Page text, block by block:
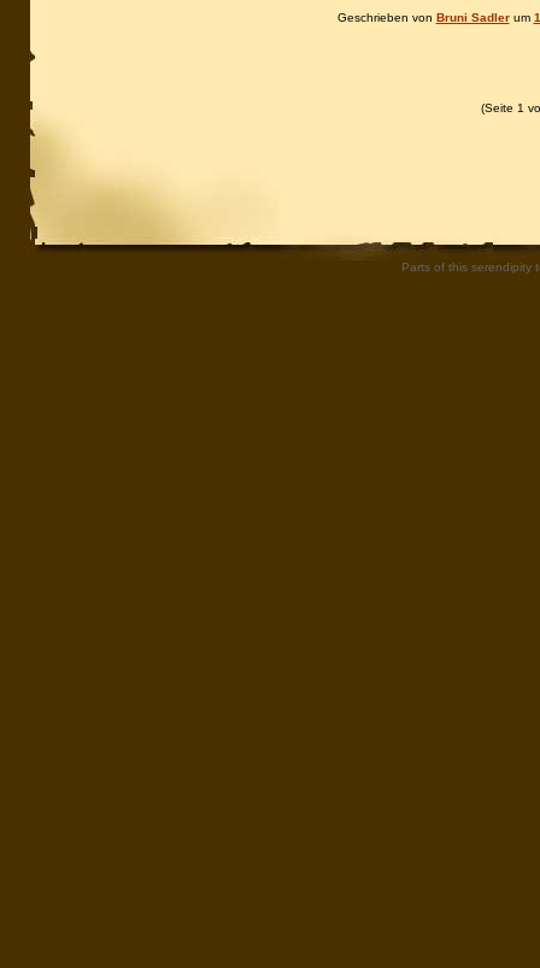
Geschrieben von Bruni Sadlerum
(Seite 1
Parts of this serendipity